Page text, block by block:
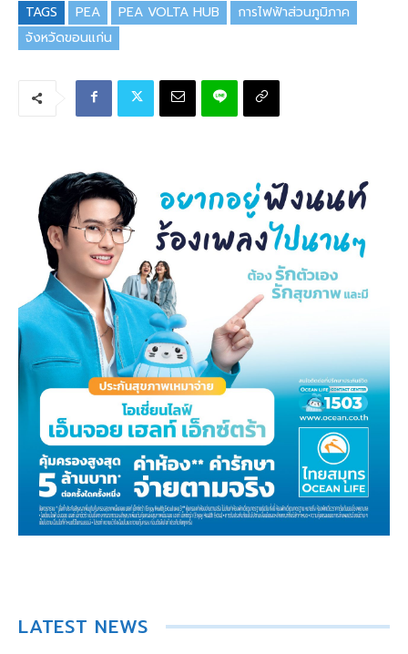
TAGS PEA PEA VOLTA HUB
การไฟฟ้าส่วนภูมิภาค
จังหวัดขอนแก่น
LATEST NEWS